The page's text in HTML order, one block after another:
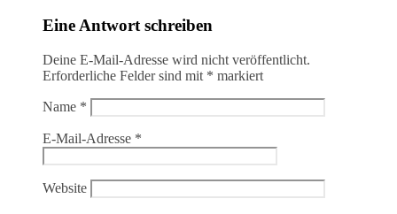
Eine Antwort schreiben
Deine E-Mail-Adresse wird nicht veröffentlicht.
Erforderliche Felder sind mit * markiert
Name *
E-Mail-Adresse *
Website